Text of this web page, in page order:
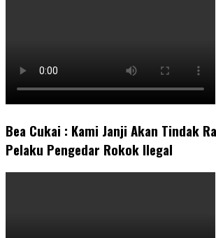
Bea Cukai : Kami Janji Akan Tindak
Pelaku Pengedar Rokok Ilegal